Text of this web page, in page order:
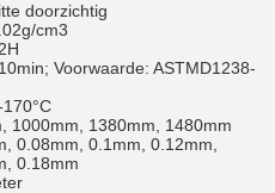
doorzichtig
cm3
Voorwaarde: ASTMD1238-
1000mm, 1380mm, 1480mm
0.08mm, 0.1mm, 0.12mm,
0.18mm